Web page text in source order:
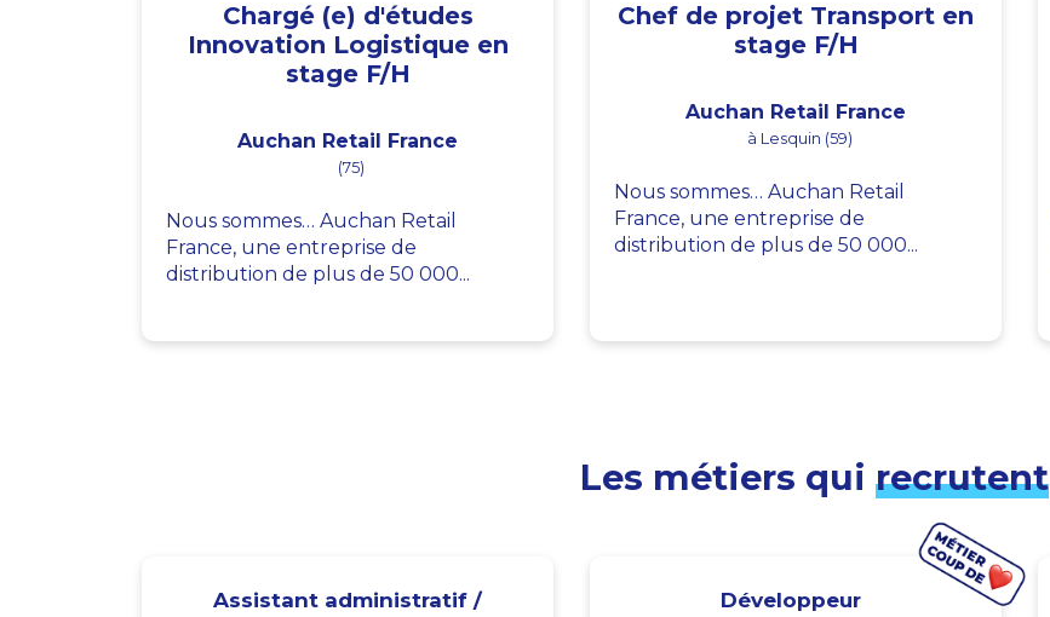
Chargé (e) d'études
Innovation Logistique en
stage F/H
Auchan Retail France
(75)
Nous sommes… Auchan Retail
France, une entreprise de
distribution de plus de 50 000...
Chef de projet Transport en
stage F/H
Auchan Retail France
à Lesquin (59)
Nous sommes… Auchan Retail
France, une entreprise de
distribution de plus de 50 000...
Les métiers qui recrutent
Assistant administratif /
Développeur